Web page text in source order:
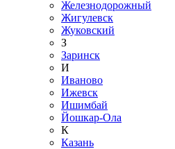
Железнодорожный
Жигулевск
Жуковский
З
Заринск
И
Иваново
Ижевск
Ишимбай
Йошкар-Ола
К
Казань